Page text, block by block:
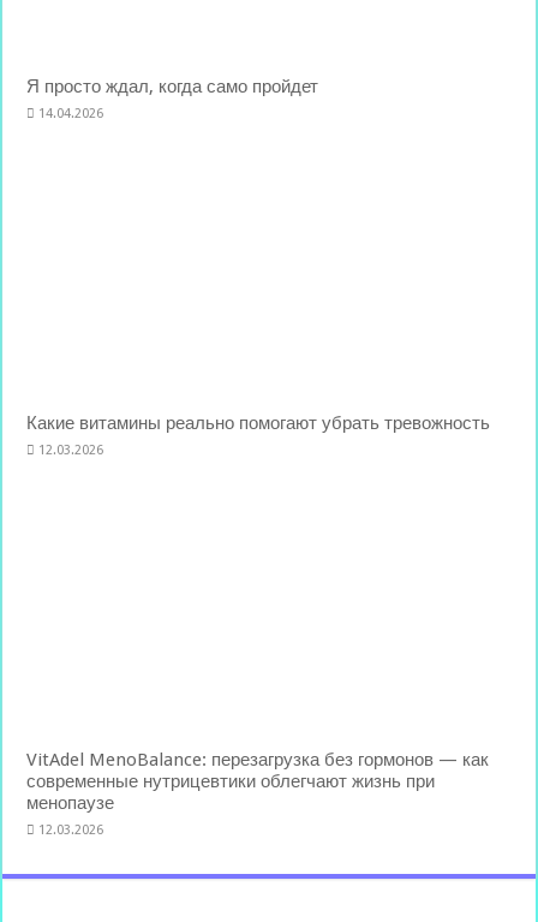
Я просто ждал, когда само пройдет
14.04.2026
Какие витамины реально помогают убрать тревожность
12.03.2026
VitAdel MenoBalance: перезагрузка без гормонов — как
современные нутрицевтики облегчают жизнь при
менопаузе
12.03.2026